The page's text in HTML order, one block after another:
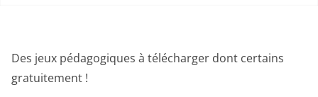
Des jeux pédagogiques à télécharger dont certains
gratuitement !